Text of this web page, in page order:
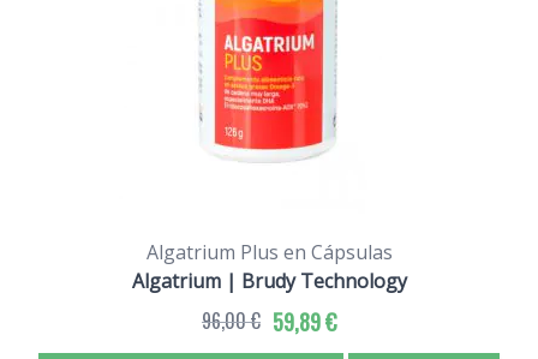
Algatrium Plus en Cápsulas
Algatrium | Brudy Technology
59,89 €
96,00 €